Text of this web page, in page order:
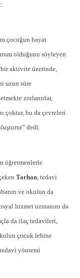
çocuğun hayat
olduğunu söyleyen
aktivite üzerinde,
uzun süre
zorlanırlar,
çoktur, bu da çevreleri
dedi.
öğretmenlerle
Tarhan, tedavi
ve okulun da
hizmet uzmanını da
da ilaç tedavileri,
çocuk lehine
yöntemi